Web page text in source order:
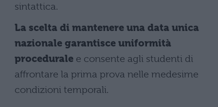
sintattica.
La scelta di mantenere una data unica
nazionale garantisce uniformità
procedurale e consente agli studenti di
affrontare la prima prova nelle medesime
condizioni temporali.